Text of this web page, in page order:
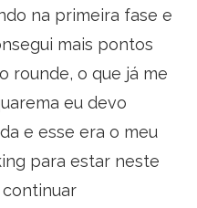
na primeira fase e
mais pontos
rounde, o que já me
eu devo
e esse era o meu
para estar neste